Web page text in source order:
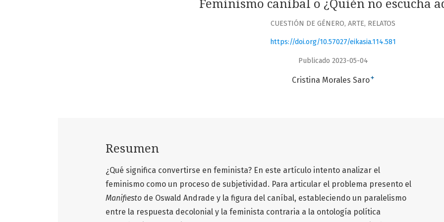
Feminismo caníbal o ¿Quién no escucha
CUESTIÓN DE GÉNERO, ARTE, RELATOS
https://doi.org/10.57027/eikasia.114.581
Publicado 2023-05-04
Cristina Morales Saro+
Resumen
¿Qué significa convertirse en feminista? En este artículo intento analizar el
feminismo como un proceso de subjetividad. Para articular el problema presento el
Manifiesto de Oswald Andrade y la figura del caníbal, estableciendo un paralelismo
entre la respuesta decolonial y la feminista contraria a la ontología política